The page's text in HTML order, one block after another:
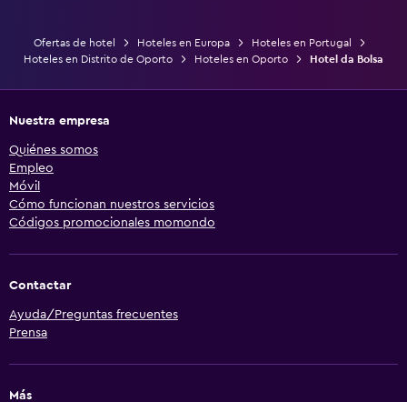
Ofertas de hotel Hoteles en Europa
Hoteles en Portugal
Hoteles en Distrito de Oporto
Hoteles en Oporto Hotel da Bolsa
Nuestra empresa
Quiénes somos
Empleo
Móvil
Cómo funcionan nuestros servicios
Códigos promocionales momondo
Contactar
Ayuda/Preguntas frecuentes
Prensa
Más